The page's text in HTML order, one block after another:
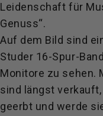
Leidenschaft für
Genuss“.
Auf dem Bild sind
Studer 16-Spur-
Monitore zu sehen.
sind längst
geerbt und werde